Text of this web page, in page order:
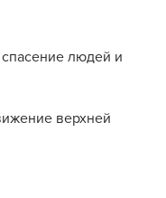
людей и
верхней